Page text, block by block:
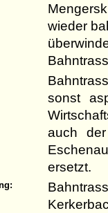
wieder
sonst
auch
ersetzt.